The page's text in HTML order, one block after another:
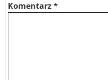
Komentarz*